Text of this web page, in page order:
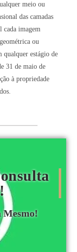
meio ou
das camadas
cada imagem
ou
qualquer estágio de
31 de maio de
à propriedade
Mesmo!